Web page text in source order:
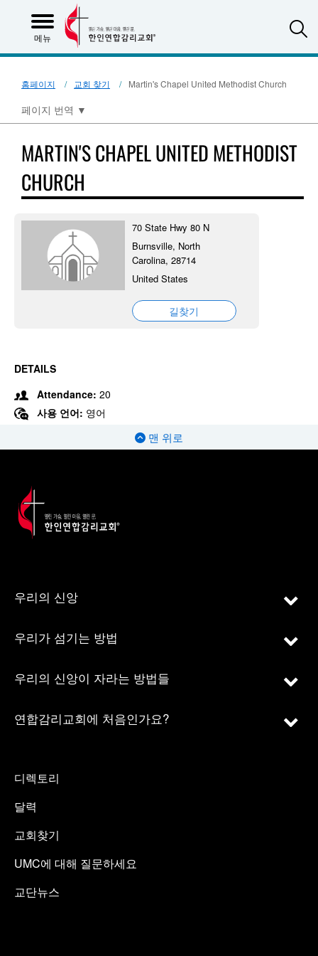
메뉴
홈페이지 교회 찾기 Martin's Chapel United Methodist Church
페이지 번역 ▼
MARTIN'S CHAPEL UNITED METHODIST
CHURCH
70 State Hwy 80 N
Burnsville, North
Carolina, 28714
United States
길찾기
DETAILS
Attendance: 20
사용 언어: 영어
맨 위로
우리의 신앙
우리가 섬기는 방법
우리의 신앙이 자라는 방법들
연합감리교회에 처음인가요?
디렉토리
달력
교회찾기
UMC에 대해 질문하세요
교단뉴스